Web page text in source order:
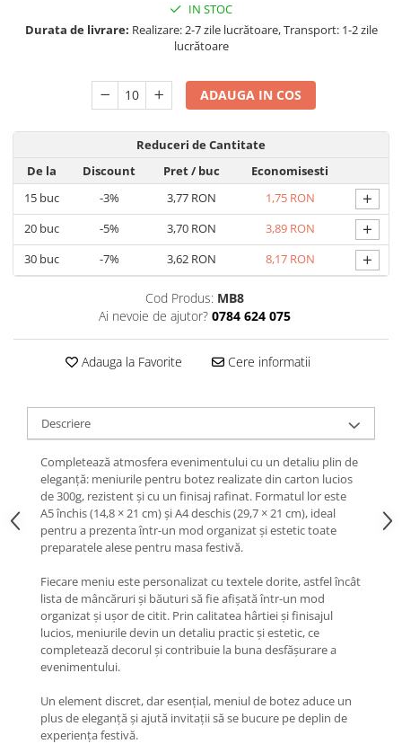
IN STOC
Durata de livrare: Realizare: 2-7 zile lucrătoare, Transport: 1-2 zile
lucrătoare
ADAUGA IN COS
Reduceri de Cantitate
De la
Discount Pret/ buc
Economisesti
15buc -3% 3,77 RON 1,75 RON +
20buc -5% 3,70 RON 3,89 RON +
30buc -7% 3,62 RON 8,17 RON +
Cod Produs: MB8
Ai nevoie de ajutor? 0784 624 075
Adauga la Favorite Cere informatii
Descriere
Completează atmosfera evenimentului cu un detaliu plin de
eleganță: meniurile pentru botez realizate din carton lucios
de 300g, rezistent și cu un finisaj rafinat. Formatul lor este
A5 închis (14,8 × 21 cm) și A4 deschis (29,7 × 21 cm), ideal
pentru a prezenta într-un mod organizat și estetic toate
preparatele alese pentru masa festivă.
Fiecare meniu este personalizat cu textele dorite, astfel încât
lista de mâncăruri și băuturi să fie afișată într-un mod
organizat și ușor de citit. Prin calitatea hârtiei și finisajul
lucios, meniurile devin un detaliu practic și estetic, ce
completează decorul și contribuie la buna desfășurare a
evenimentului.
Un element discret, dar esențial, meniul de botez aduce un
plus de eleganță și ajută invitații să se bucure pe deplin de
experiența festivă.